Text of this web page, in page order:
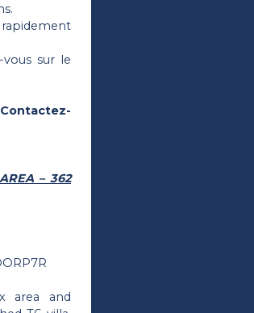
rapidement
vous sur le
– 362
area and